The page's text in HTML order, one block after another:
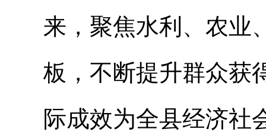
来，聚焦水利、农业
板，不断提升群众获
际成效为全县经济社